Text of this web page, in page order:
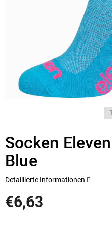
Socken
Blue
€6,63
Detaillierte Informationen